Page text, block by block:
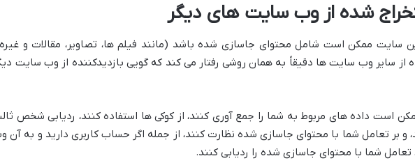
شده از وب سایت های دیگر
سایت ممکن است شامل محتوای جاسازی شده باشد (مانند فیلم ها، تصاویر، مقالات و
از سایر وب سایت ها دقیقاً به همان روشی رفتار می کند که گویی بازدیدکننده از وب سایت
است داده های مربوط به شما را جمع آوری کنند، از کوکی ها استفاده کنند، ردیابی شخص
و بر تعامل شما با محتوای جاسازی شده نظارت کنند، از جمله اگر حساب کاربری دارید و به آن
شما با محتوای جاسازی شده را ردیابی کنند.